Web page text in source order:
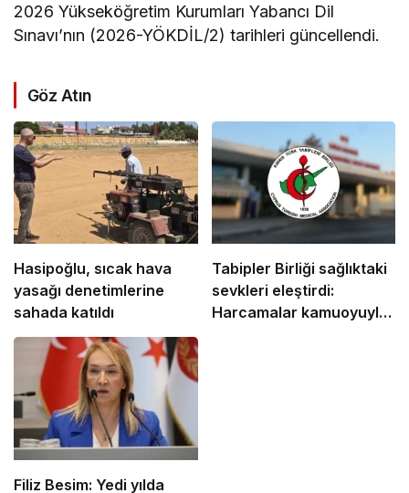
2026 Yükseköğretim Kurumları Yabancı Dil
Sınavı’nın (2026-YÖKDİL/2) tarihleri güncellendi.
Göz Atın
Hasipoğlu, sıcak hava
yasağı denetimlerine
sahada katıldı
Tabipler Birliği sağlıktaki
sevkleri eleştirdi:
Harcamalar kamuoyuyla
Filiz Besim: Yedi yılda